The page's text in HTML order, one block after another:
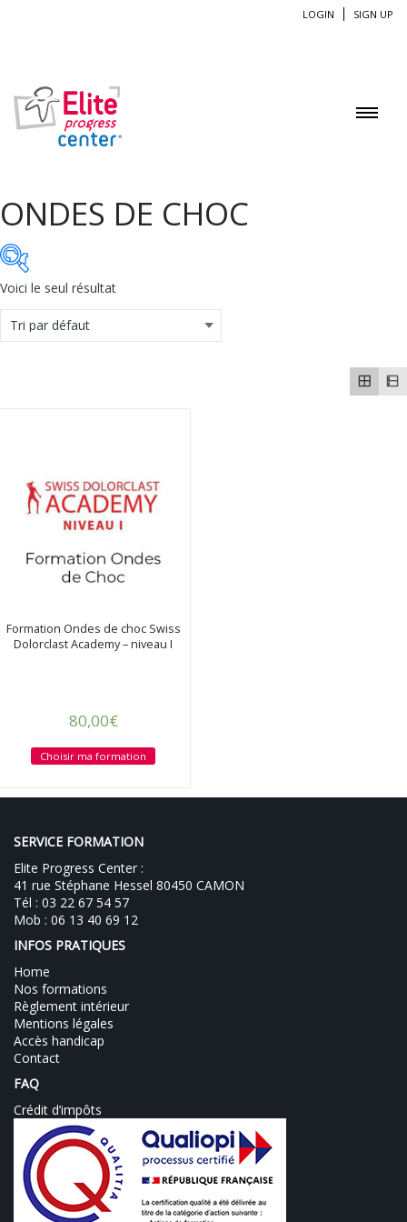
LOGIN SIGN UP
ONDES DE CHOC
Produit color
Noir(0)
(0)
Vert(0)
Produit size
Voici le seul résultat
Formation Ondes de choc Swiss
Dolorclast Academy – niveau I
80,00€
Choisir ma formation
SERVICE FORMATION
Elite Progress Center :
41 rue Stéphane Hessel 80450 CAMON
Tél : 03 22 67 54 57
Mob : 06 13 40 69 12
INFOS PRATIQUES
Home
Nos formations
Règlement intérieur
Mentions légales
Accès handicap
Contact
FAQ
Crédit d’impôts